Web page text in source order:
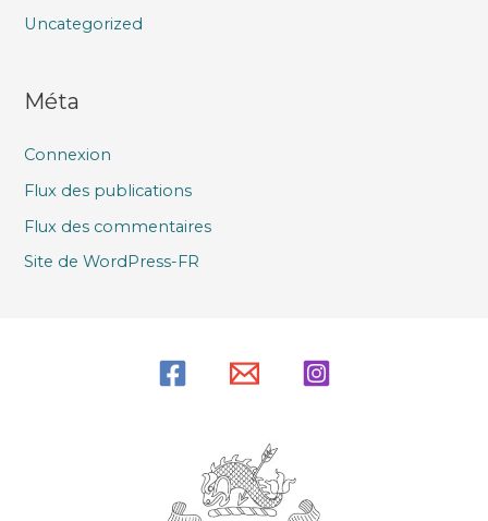
Uncategorized
Méta
Connexion
Flux des publications
Flux des commentaires
Site de WordPress-FR